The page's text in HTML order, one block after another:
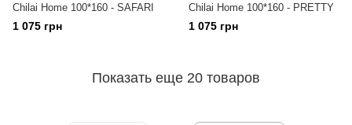
Chilai Home 100*160 - SAFARI
1 075 грн
Chilai Home 100*160 - PRETTY
1 075 грн
Показать еще 20 товаров